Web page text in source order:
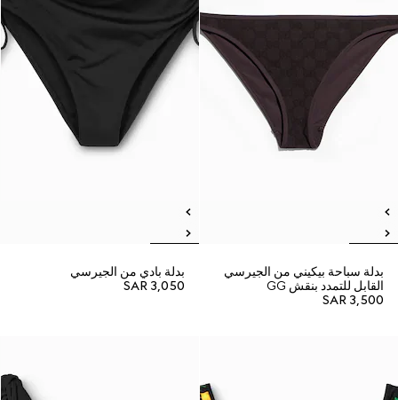
بدلة سباحة بيكيني من الجيرسي
القابل للتمدد بنقش GG
SAR 3,500
بدلة بادي من الجيرسي
SAR 3,050